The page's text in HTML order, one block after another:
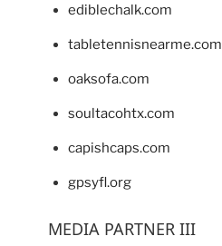
ediblechalk.com
tabletennisnearme.com
oaksofa.com
soultacohtx.com
capishcaps.com
gpsyfl.org
MEDIA PARTNER III